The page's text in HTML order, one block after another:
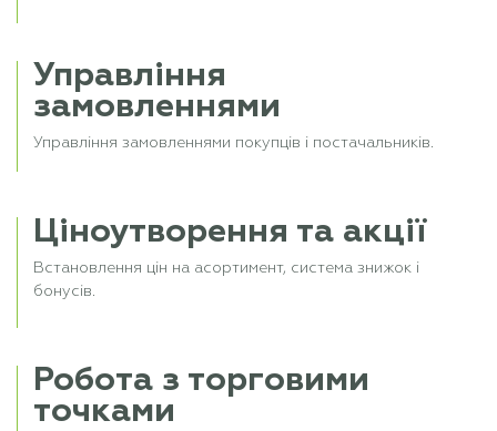
Управління
замовленнями
Управління замовленнями покупців і постачальників.
Ціноутворення та акції
Встановлення цін на асортимент, система знижок і
бонусів.
Робота з торговими
точками